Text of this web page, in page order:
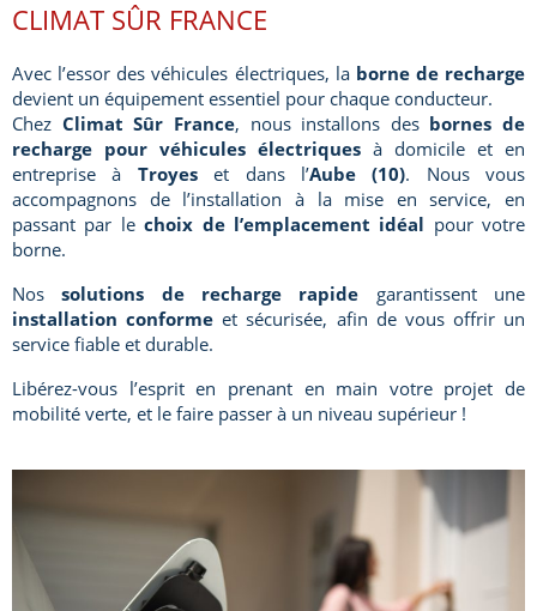
CLIMAT SÛR FRANCE
Avec l’essor des véhicules électriques, la borne de recharge
devient un équipement essentiel pour chaque conducteur.
Chez Climat Sûr France, nous installons des bornes de
recharge pour véhicules électriques à domicile et en
entreprise à Troyeset dans l’Aube (10). Nous vous
accompagnons de l’installation à la mise en service, en
passant par lechoix de l’emplacement idéal pour votre
borne.
Nossolutions de recharge rapide garantissent une
installation conforme et sécurisée, afin de vous offrir un
service fiable et durable.
Libérez-vous l’esprit en prenant en main votre projet de
mobilité verte, et le faire passer à un niveau supérieur !